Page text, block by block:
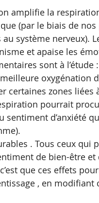
amplifie la
(par le biais de
système nerveux).
et apaise les
sont à l’étude
oxygénation
certaines zones liées
pourrait
d’anxiété
. Tous ceux qui
de bien-être et
que ces effets
, en modifiant